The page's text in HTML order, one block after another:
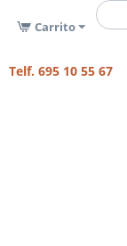
Carrito
Telf. 695 10 55